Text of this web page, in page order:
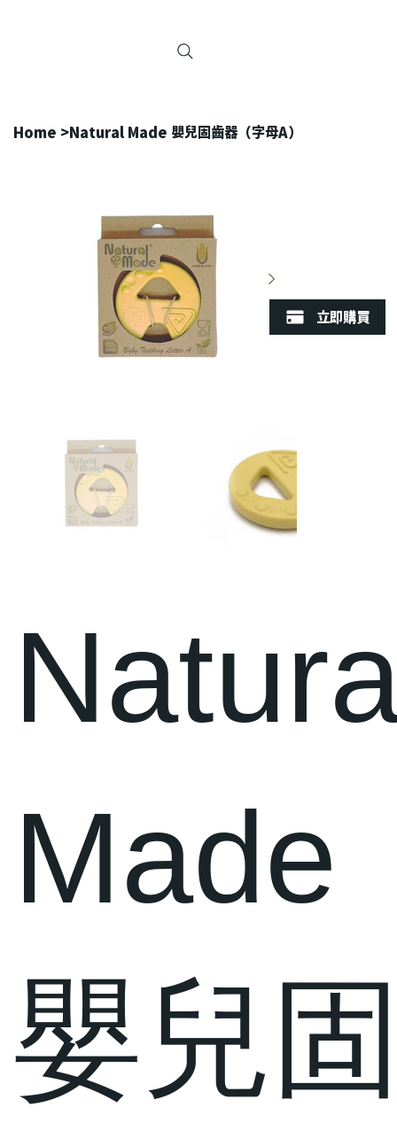
Home >Natural Made 嬰兒固齒器（字母A）
Made
嬰兒
立即購買